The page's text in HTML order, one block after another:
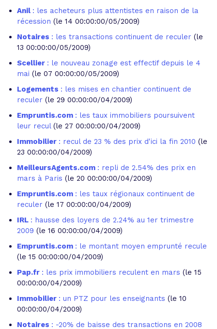
Anil : les acheteurs plus attentistes en raison de la
récession (le 14 00:00:00/05/2009)
Notaires : les transactions continuent de reculer (le
13 00:00:00/05/2009)
Scellier : le nouveau zonage est effectif depuis le 4
mai (le 07 00:00:00/05/2009)
Logements : les mises en chantier continuent de
reculer (le 29 00:00:00/04/2009)
Empruntis.com : les taux immobiliers poursuivent
leur recul (le 27 00:00:00/04/2009)
Immobilier : recul de 23 % des prix d'ici la fin 2010 (le
23 00:00:00/04/2009)
MeilleursAgents.com : repli de 2.54% des prix en
mars à Paris (le 20 00:00:00/04/2009)
Empruntis.com : les taux régionaux continuent de
reculer (le 17 00:00:00/04/2009)
IRL : hausse des loyers de 2.24% au 1er trimestre
2009 (le 16 00:00:00/04/2009)
Empruntis.com : le montant moyen emprunté recule
(le 15 00:00:00/04/2009)
Pap.fr : les prix immobiliers reculent en mars (le 15
00:00:00/04/2009)
Immobilier : un PTZ pour les enseignants (le 10
00:00:00/04/2009)
Notaires : -20% de baisse des transactions en 2008